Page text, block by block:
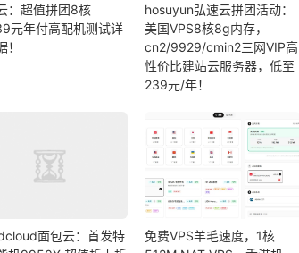
：超值拼团8核
元年付高配机测试详
！
hosuyun弘速云拼团活动：
美国VPS8核8g内存，
cn2/9929/cmin2三网VIP高
性价比建站云服务器，低至
239元/年！
面包云：首发特
免费VPS羊毛速度，1核